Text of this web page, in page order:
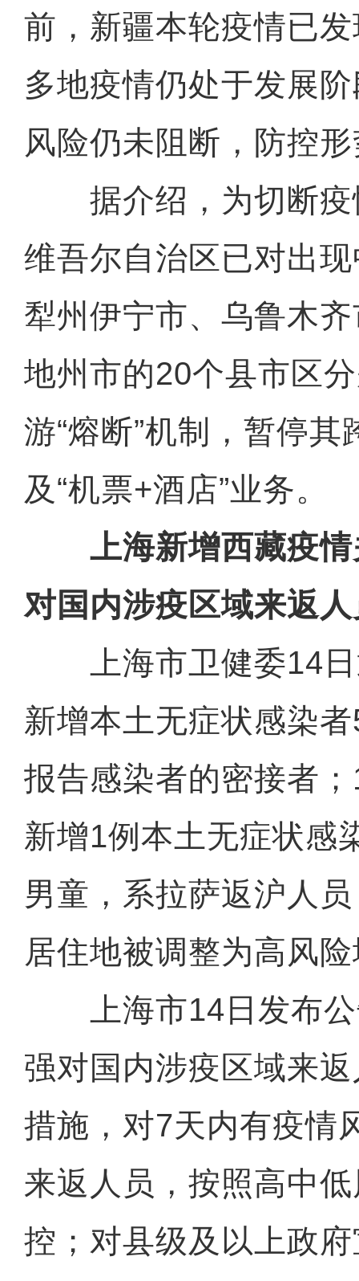
前，新疆本轮疫情已
多地疫情仍处于发展
风险仍未阻断，防控
据介绍，为切断疫
维吾尔自治区已对出
犁州伊宁市、乌鲁木
地州市的20个县市区
游“熔断”机制，暂停其
及“机票+酒店”业务。
上海新增西藏疫
对国内涉疫区域来返
上海市卫健委14日
新增本土无症状感染
报告感染者的密接者
新增1例本土无症状感
男童，系拉萨返沪人
居住地被调整为高风
上海市14日发布公
强对国内涉疫区域来
措施，对7天内有疫情
来返人员，按照高中
控；对县级及以上政